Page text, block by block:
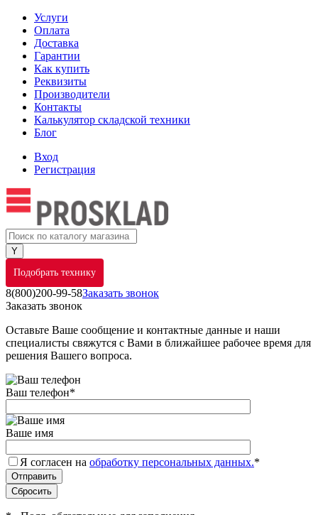
Услуги
Оплата
Доставка
Гарантии
Как купить
Реквизиты
Производители
Контакты
Калькулятор складской техники
Блог
Вход
Регистрация
Подобрать технику
8(800)200-99-58Заказать звонок
Заказать звонок
Оставьте Ваше сообщение и контактные данные и наши
специалисты свяжутся с Вами в ближайшее рабочее время для
решения Вашего вопроса.
Ваш телефон*
Ваше имя
Я согласен на обработку персональных данных.*